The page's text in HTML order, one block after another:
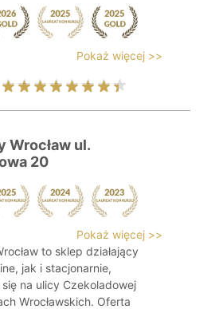
Pokaż więcej >>
Wrocław ul.
20
Pokaż więcej >>
to sklep działający
jak i stacjonarnie,
na ulicy Czekoladowej
Wrocławskich. Oferta